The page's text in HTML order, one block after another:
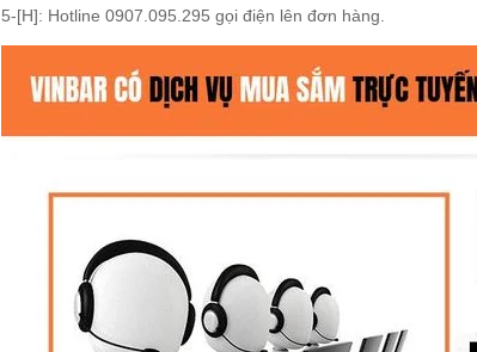
5-[H]: Hotline 0907.095.295 gọi điện lên đơn hàng.